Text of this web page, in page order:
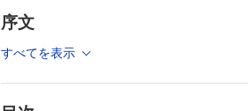
序文
すべてを表示